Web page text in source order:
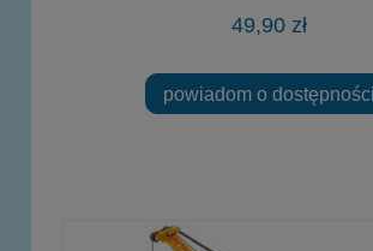
49,90 zł
powiadom o dostępności